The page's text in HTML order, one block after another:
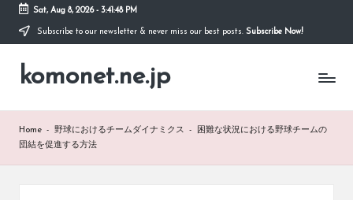
Skip
content
Sat, Aug 8, 2026- 3:41:49 PM
Subscribe to our newsletter & never miss our best posts. Subscribe Now!
komonet.ne.jp
Home - 野球におけるチームダイナミクス -
困難な状況における野球チームの
団結を促進する方法